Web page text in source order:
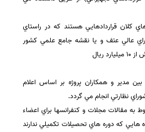
كلان قراردادهايي هستند كه در راستاي
عالي عتف و يا نقشه جامع علمي كشور
ريال
بين مدير و همكاران پروژه بر اساس اعلام
نظارتي انجام مي گردد.
به مقالات مجلات و كنفرانسها براي اعضاء
كه دوره هاي تحصيلات تكميلي ندارند